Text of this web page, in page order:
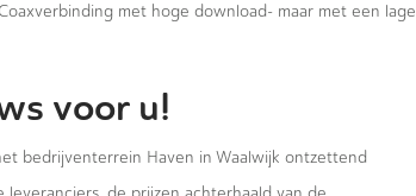
met hoge download- maar met een lage
voor u!
bedrijventerrein Haven in Waalwijk ontzettend